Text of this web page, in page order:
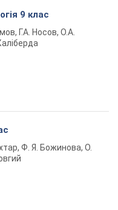
9 клас
Г.А. Носов, О.А.
Ф. Я. Божинова, О.